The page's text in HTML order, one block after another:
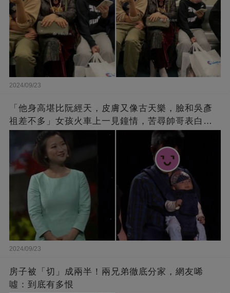
2024/09/23
「他身高堪比阮經天，皮膚又像古天樂，臉和吳彥
祖差不多」女孩火車上一見鐘情，苦尋帥哥表白，
最后卻尷尬不已
2024/09/23
房子被「切」成兩半！兩兄弟徹底分家，網友唏
噓：到底有多恨